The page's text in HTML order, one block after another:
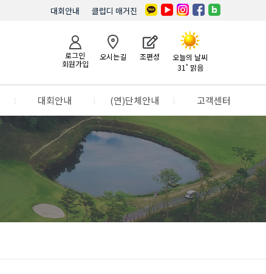
클럽디 매거진
대회안내
로그인
회원가입
오시는길 조편성
오늘의 날씨
31˚ 맑음
대회안내 (연)단체안내 고객센터